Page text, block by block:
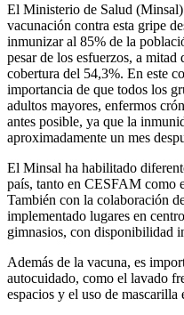
El Ministerio de Salud
vacunación contra esta gripe
inmunizar al 85% de la
pesar de los esfuerzos, a
cobertura del 54,3%. En este
importancia de que todos los
adultos mayores, enfermos
antes posible, ya que la
aproximadamente un mes
El Minsal ha habilitado
país, tanto en CESFAM como
También con la colaboración
implementado lugares en
gimnasios, con disponibilidad
Además de la vacuna, es
autocuidado, como el lavado
espacios y el uso de mascarilla